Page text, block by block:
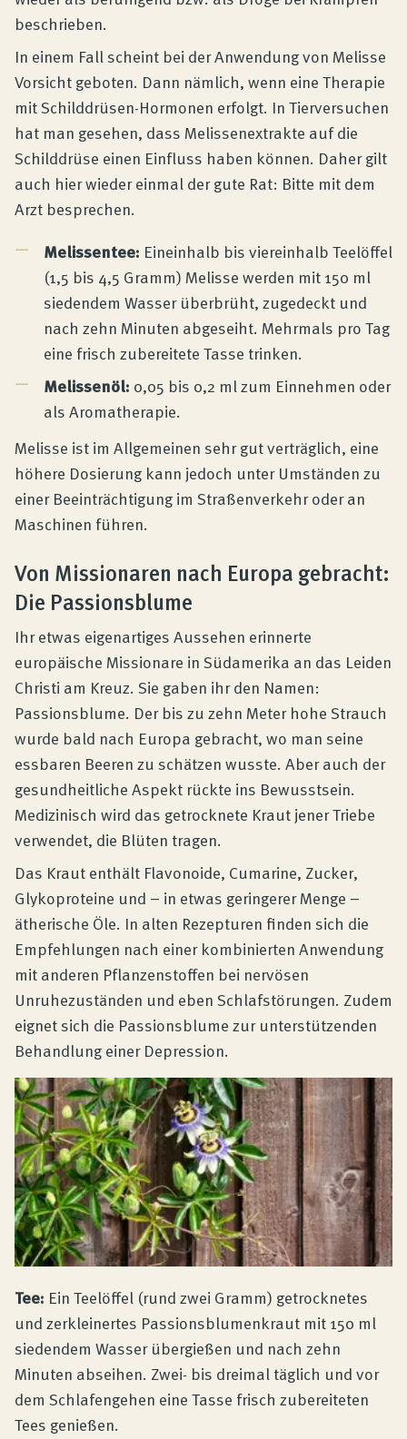
beschrieben.
In einem Fall scheint bei der Anwendung von Melisse
Vorsicht geboten. Dann nämlich, wenn eine Therapie
mit Schilddrüsen-Hormonen erfolgt. In Tierversuchen
hat man gesehen, dass Melissenextrakte auf die
Schilddrüse einen Einfluss haben können. Daher gilt
auch hier wieder einmal der gute Rat: Bitte mit dem
Arzt besprechen.
Melissentee: Eineinhalb bis viereinhalb Teelöffel
(1,5 bis 4,5 Gramm) Melisse werden mit 150 ml
siedendem Wasser überbrüht, zugedeckt und
nach zehn Minuten abgeseiht. Mehrmals pro Tag
eine frisch zubereitete Tasse trinken.
Melissenöl: 0,05 bis 0,2 ml zum Einnehmen oder
als Aromatherapie.
Melisse ist im Allgemeinen sehr gut verträglich, eine
höhere Dosierung kann jedoch unter Umständen zu
einer Beeinträchtigung im Straßenverkehr oder an
Maschinen führen.
Von Missionaren nach Europa gebracht:
Die Passionsblume
Ihr etwas eigenartiges Aussehen erinnerte
europäische Missionare in Südamerika an das Leiden
Christi am Kreuz. Sie gaben ihr den Namen:
Passionsblume. Der bis zu zehn Meter hohe Strauch
wurde bald nach Europa gebracht, wo man seine
essbaren Beeren zu schätzen wusste. Aber auch der
gesundheitliche Aspekt rückte ins Bewusstsein.
Medizinisch wird das getrocknete Kraut jener Triebe
verwendet, die Blüten tragen.
Das Kraut enthält Flavonoide, Cumarine, Zucker,
Glykoproteine und – in etwas geringerer Menge –
ätherische Öle. In alten Rezepturen finden sich die
Empfehlungen nach einer kombinierten Anwendung
mit anderen Pflanzenstoffen bei nervösen
Unruhezuständen und eben Schlafstörungen. Zudem
eignet sich die Passionsblume zur unterstützenden
Behandlung einer Depression.
Tee: Ein Teelöffel (rund zwei Gramm) getrocknetes
und zerkleinertes Passionsblumenkraut mit 150 ml
siedendem Wasser übergießen und nach zehn
Minuten abseihen. Zwei- bis dreimal täglich und vor
dem Schlafengehen eine Tasse frisch zubereiteten
Tees genießen.